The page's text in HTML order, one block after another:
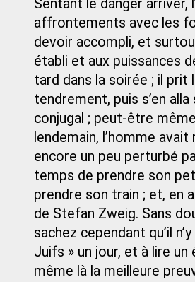
Sentant le danger arriver,
affrontements avec les
devoir accompli, et
établi et aux puissances
tard dans la soirée ; il
tendrement, puis s’en
conjugal ; peut‑être
lendemain, l’homme
encore un peu perturbé
temps de prendre son
prendre son train ; et, en
de Stefan Zweig. Sans
sachez cependant qu’il
Juifs » un jour, et à lire un
même là la meilleure